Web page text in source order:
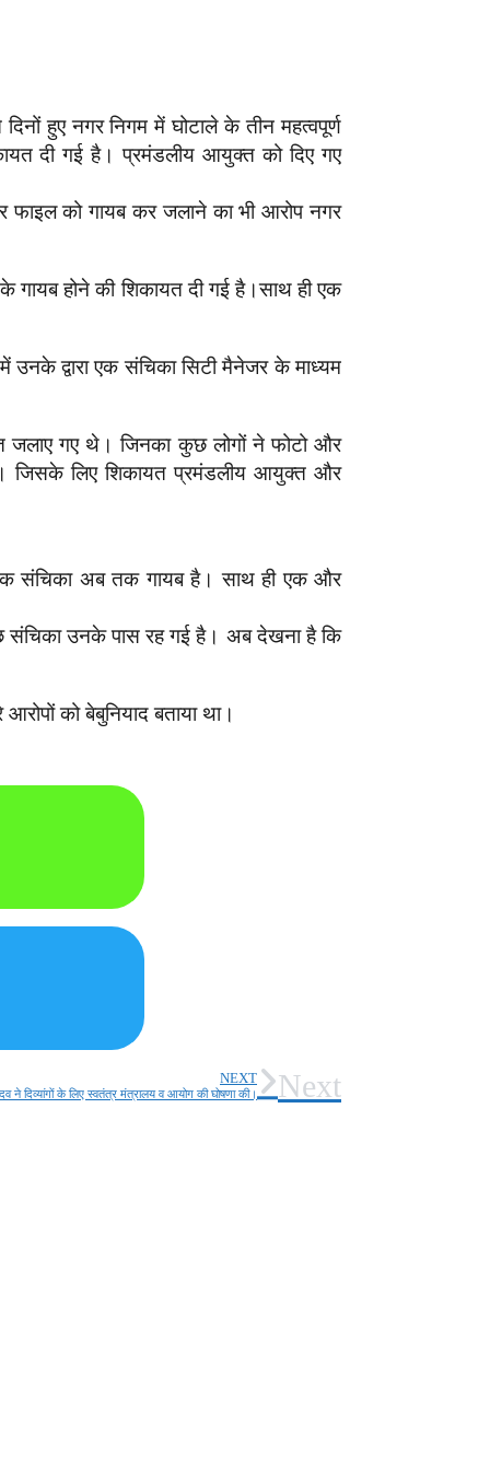
हुए नगर निगम में घोटाले के तीन महत्वपूर्ण
दी गई है। प्रमंडलीय आयुक्त को दिए गए
फाइल को गायब कर जलाने का भी आरोप नगर
गायब होने की शिकायत दी गई है।साथ ही एक
उनके द्वारा एक संचिका सिटी मैनेजर के माध्यम
जलाए गए थे। जिनका कुछ लोगों ने फोटो और
जिसके लिए शिकायत प्रमंडलीय आयुक्त और
संचिका अब तक गायब है। साथ ही एक और
संचिका उनके पास रह गई है। अब देखना है कि
को बेबुनियाद बताया था।
NEXT
ने दिव्यांगों के लिए स्वतंत्र मंत्रालय व आयोग की घोषणा की। Next